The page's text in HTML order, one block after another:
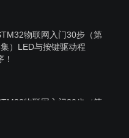
物联网入门30步（第
）LED与按键驱动程
！
物联网入门30步（第